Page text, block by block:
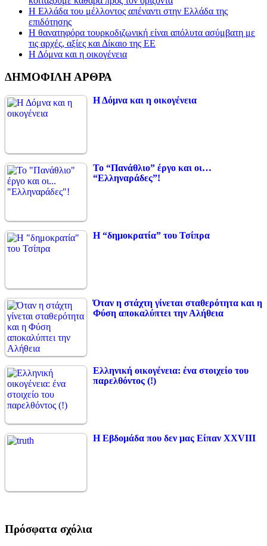
Η Ελλάδα του μέλλοντος απέναντι στην Ελλάδα της
επιδότησης
Η θανατηφόρα τουρκοδιζωνική είναι απόλυτα ασύμβατη με
τις αρχές, αξίες και Δίκαιο της ΕΕ
Η Δόμνα και η οικογένεια
ΔΗΜΟΦΙΛΗ ΑΡΘΡΑ
Η Δόμνα και η οικογένεια
Το “Πανάθλιο” έργο και οι…
“Ελληναράδες”!
Η “δημοκρατία” του Τσίπρα
Όταν η στάχτη γίνεται σταθερότητα και η
Φύση αποκαλύπτει την Αλήθεια
Ελληνική οικογένεια: ένα στοιχείο του
παρελθόντος (!)
Η Εβδομάδα που δεν μας Είπαν XXVIII
Πρόσφατα σχόλια